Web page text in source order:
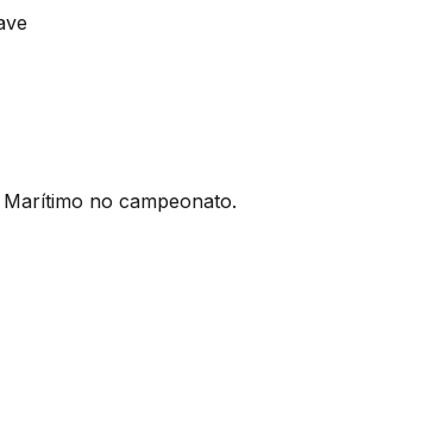
no campeonato.